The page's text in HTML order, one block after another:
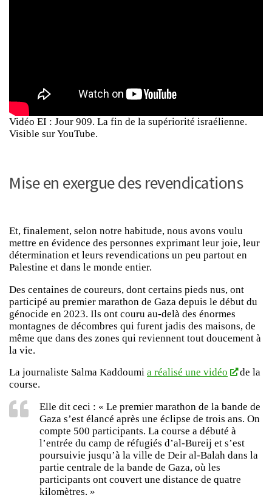
Vidéo EI : Jour 909. La fin de la supériorité israélienne.
Visible sur YouTube.
Mise en exergue des revendications
Et, finalement, selon notre habitude, nous avons voulu
mettre en évidence des personnes exprimant leur joie, leur
détermination et leurs revendications un peu partout en
Palestine et dans le monde entier.
Des centaines de coureurs, dont certains pieds nus, ont
participé au premier marathon de Gaza depuis le début du
génocide en 2023. Ils ont couru au-delà des énormes
montagnes de décombres qui furent jadis des maisons, de
même que dans des zones qui reviennent tout doucement à
la vie.
La journaliste Salma Kaddoumi a réalisé une vidéo
de la
course.
Elle dit ceci : « Le premier marathon de la bande de
Gaza s’est élancé après une éclipse de trois ans. On
compte 500 participants. La course a débuté à
l’entrée du camp de réfugiés d’al-Bureij et s’est
poursuivie jusqu’à la ville de Deir al-Balah dans la
partie centrale de la bande de Gaza, où les
participants ont couvert une distance de quatre
kilomètres. »